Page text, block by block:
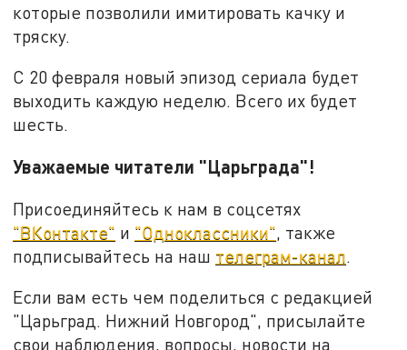
которые позволили имитировать качку и
тряску.
С 20 февраля новый эпизод сериала будет
выходить каждую неделю. Всего их будет
шесть.
Уважаемые читатели "Царьграда"!
Присоединяйтесь к нам в соцсетях
"ВКонтакте" и "Одноклассники", также
подписывайтесь на наш телеграм-канал.
Если вам есть чем поделиться с редакцией
"Царьград. Нижний Новгород", присылайте
свои наблюдения, вопросы, новости на